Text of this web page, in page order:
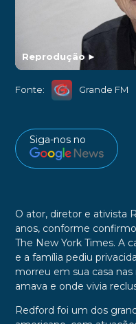
Reprodução►
Fonte: Grande FM
Siga-nos no
O ator, diretor e ativista
anos, conforme
The New York Times. A
e a família pediu
morreu em sua casa
amava e onde vivia
Redford foi um dos